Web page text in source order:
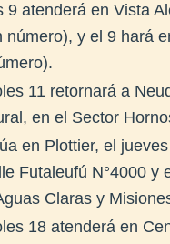
9 atenderá en Vista
número), y el 9 hará
11 retornará a
en el Sector
en Plottier, el
Futaleufú N°4000
Claras y
18 atenderá en